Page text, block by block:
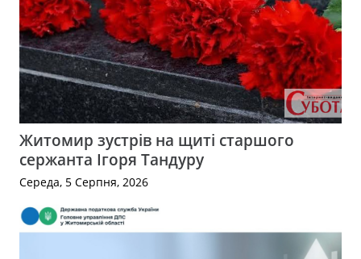
Житомир зустрів на щиті старшого
сержанта Ігоря Тандуру
Середа, 5 Серпня, 2026